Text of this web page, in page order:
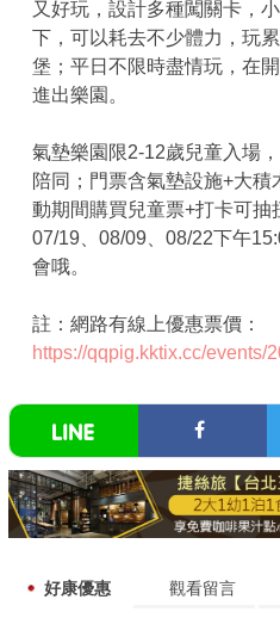
又好玩，設計多種闖關卡，
下，可以耗去不少體力，玩
堡；平日不限時盡情玩，在
進出樂園。
氣墊樂園限2-12歲兒童入場
陪同；門票含氣墊設施+大
動期間購買兒童票+打卡可抽
07/19、08/09、08/22下午
會哦。
註：網路有線上優惠票價：
https://qqpig.kktix.cc/events/
好康優惠 觀看留言